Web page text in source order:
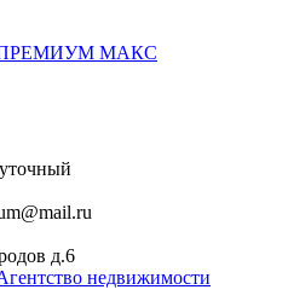
МАКС
д.6
недвижимости